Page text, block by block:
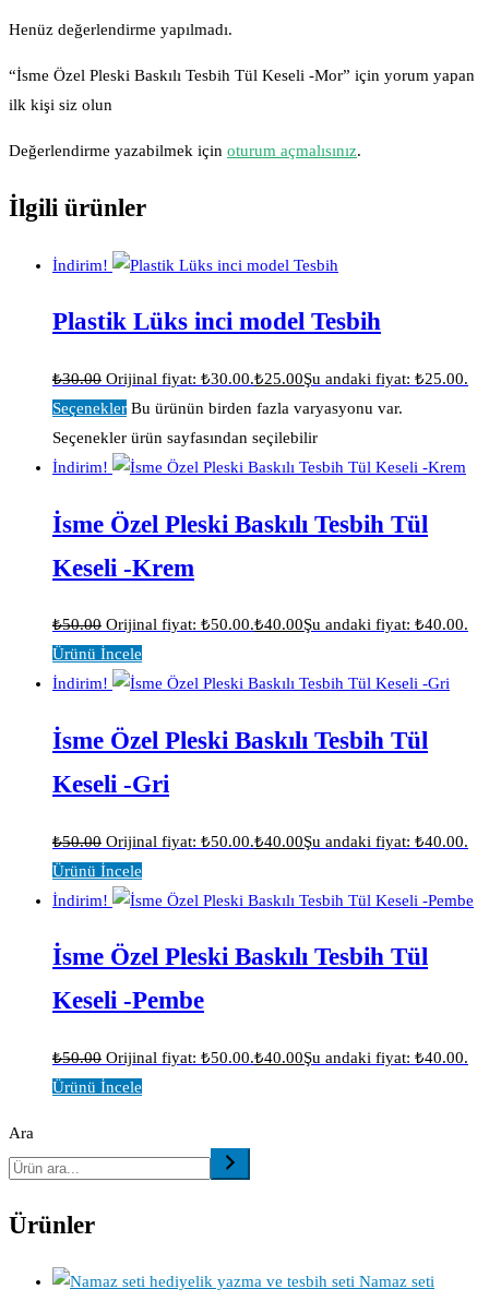
Henüz değerlendirme yapılmadı.
“İsme Özel Pleski Baskılı Tesbih Tül Keseli -Mor” için yorum yapan
ilk kişi siz olun
Değerlendirme yazabilmek için oturum açmalısınız.
İlgili ürünler
İndirim!
Plastik Lüks inci model Tesbih
₺30.00 Orijinal fiyat: ₺30.00.₺25.00Şu andaki fiyat: ₺25.00.
Seçenekler Bu ürünün birden fazla varyasyonu var.
Seçenekler ürün sayfasından seçilebilir
İndirim!
İsme Özel Pleski Baskılı Tesbih Tül
Keseli -Krem
₺50.00 Orijinal fiyat: ₺50.00.₺40.00Şu andaki fiyat: ₺40.00.
Ürünü İncele
İndirim!
İsme Özel Pleski Baskılı Tesbih Tül
Keseli -Gri
₺50.00 Orijinal fiyat: ₺50.00.₺40.00Şu andaki fiyat: ₺40.00.
Ürünü İncele
İndirim!
İsme Özel Pleski Baskılı Tesbih Tül
Keseli -Pembe
₺50.00 Orijinal fiyat: ₺50.00.₺40.00Şu andaki fiyat: ₺40.00.
Ürünü İncele
Ara
Ürünler
Namaz seti